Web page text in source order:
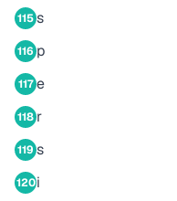
115s
116 p
117 e
118 r
119 s
120i